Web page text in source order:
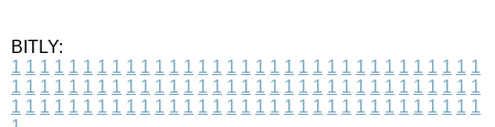
BITLY:
1 1 1 1 1 1 1 1 1 1 1 1 1 1 1 1 1 1 1 1 1 1 1 1 1 1 1 1 1 1 1 1 1
1 1 1 1 1 1 1 1 1 1 1 1 1 1 1 1 1 1 1 1 1 1 1 1 1 1 1 1 1 1 1 1 1
1 1 1 1 1 1 1 1 1 1 1 1 1 1 1 1 1 1 1 1 1 1 1 1 1 1 1 1 1 1 1 1 1